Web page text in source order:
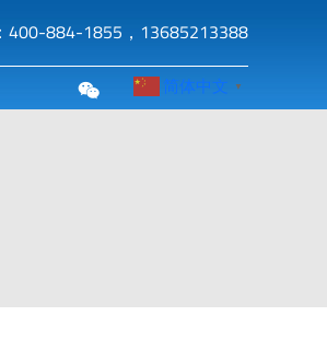
400-884-1855，13685213388
简体中文 ▼